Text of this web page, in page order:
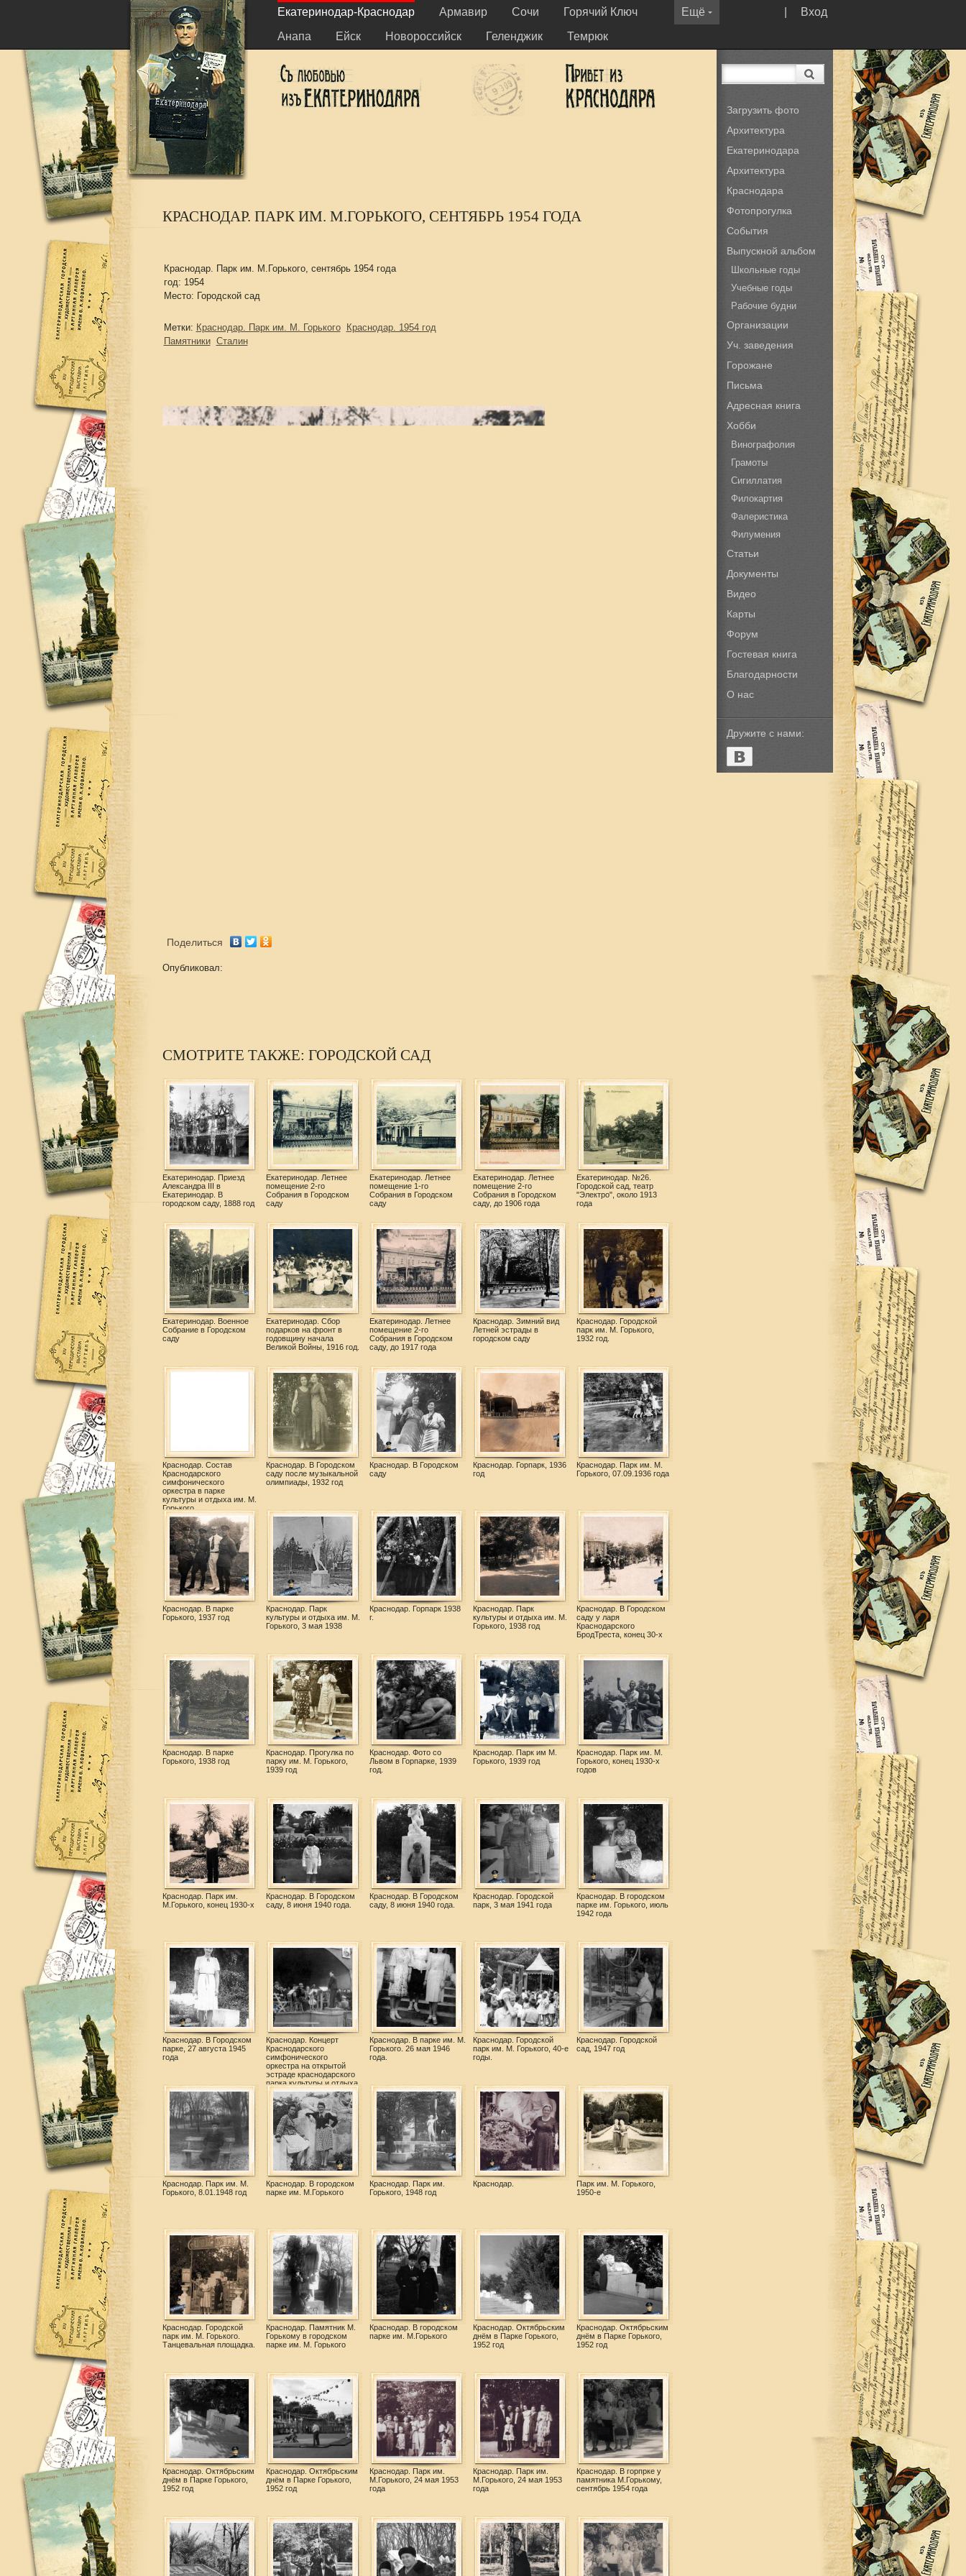
Вход
Ещё
Екатеринодар-Краснодар Армавир Сочи
Горячий Ключ
Анапа
Ейск Новороссийск Геленджик Темрюк
Загрузить фото
Архитектура
Екатеринодара
Архитектура
Краснодара
Фотопрогулка
События
Выпускной альбом
Школьные годы
Учебные годы
Рабочие будни
Организации
Уч. заведения
Горожане
Письма
Адресная книга
Хобби
Винографолия
Грамоты
Сигиллатия
Филокартия
Фалеристика
Филумения
Статьи
Документы
Видео
Карты
Форум
Гостевая книга
Благодарности
О нас
Дружите с нами:
КРАСНОДАР. ПАРК ИМ. М.ГОРЬКОГО, СЕНТЯБРЬ 1954 ГОДА
Краснодар. Парк им. М.Горького, сентябрь 1954 года
год: 1954
Место: Городской сад
Метки: Краснодар. Парк им. М. Горького
Краснодар. 1954 год
Памятники Сталин
Поделиться
Опубликовал:
СМОТРИТЕ ТАКЖЕ: ГОРОДСКОЙ САД
Екатеринодар. Приезд
Александра III в
Екатеринодар. В
городском саду, 1888 год
Екатеринодар. Летнее
помещение 2-го
Собрания в Городском
саду
Екатеринодар. Летнее
помещение 1-го
Собрания в Городском
саду
Екатеринодар. Летнее
помещение 2-го
Собрания в Городском
саду, до 1906 года
Екатеринодар. №26.
Городской сад, театр
"Электро", около 1913
года
Екатеринодар. Военное
Собрание в Городском
саду
Екатеринодар. Сбор
подарков на фронт в
годовщину начала
Великой Войны, 1916 год.
Екатеринодар. Летнее
помещение 2-го
Собрания в Городском
саду, до 1917 года
Краснодар. Зимний вид
Летней эстрады в
городском саду
Краснодар. Городской
парк им. М. Горького,
1932 год.
Краснодар. Состав
Краснодарского
симфонического
оркестра в парке
культуры и отдыха им. М.
Горького.
Краснодар. В Городском
саду после музыкальной
олимпиады, 1932 год
Краснодар. В Городском
саду
Краснодар. Горпарк, 1936
год
Краснодар. Парк им. М.
Горького, 07.09.1936 года
Краснодар. В парке
Горького, 1937 год
Краснодар. Парк
культуры и отдыха им. М.
Горького, 3 мая 1938
Краснодар. Горпарк 1938
г.
Краснодар. Парк
культуры и отдыха им. М.
Горького, 1938 год
Краснодар. В Городском
саду у ларя
Краснодарского
БродТреста, конец 30-х
Краснодар. В парке
Горького, 1938 год
Краснодар. Прогулка по
парку им. М. Горького,
1939 год
Краснодар. Фото со
Львом в Горпарке, 1939
год.
Краснодар. Парк им М.
Горького, 1939 год
Краснодар. Парк им. М.
Горького, конец 1930-х
годов
Краснодар. Парк им.
М.Горького, конец 1930-х
Краснодар. В Городском
саду, 8 июня 1940 года.
Краснодар. В Городском
саду, 8 июня 1940 года.
Краснодар. Городской
парк, 3 мая 1941 года
Краснодар. В городском
парке им. Горького, июль
1942 года
Краснодар. В Городском
парке, 27 августа 1945
года
Краснодар. Концерт
Краснодарского
симфонического
оркестра на открытой
эстраде краснодарского
парка культуры и отдыха
им. М. Горького.
Краснодар. В парке им. М.
Горького. 26 мая 1946
года.
Краснодар. Городской
парк им. М. Горького, 40-е
годы.
Краснодар. Городской
сад, 1947 год
Краснодар. Парк им. М.
Горького, 8.01.1948 год
Краснодар. В городском
парке им. М.Горького
Краснодар. Парк им.
Горького, 1948 год
Краснодар.
Парк им. М. Горького,
1950-е
Краснодар. Городской
парк им. М. Горького.
Танцевальная площадка.
Краснодар. Памятник М.
Горькому в городском
парке им. М. Горького
Краснодар. В городском
парке им. М.Горького
Краснодар. Октябрьским
днём в Парке Горького,
1952 год
Краснодар. Октябрьским
днём в Парке Горького,
1952 год
Краснодар. Октябрьским
днём в Парке Горького,
1952 год
Краснодар. Октябрьским
днём в Парке Горького,
1952 год
Краснодар. Парк им.
М.Горького, 24 мая 1953
года
Краснодар. Парк им.
М.Горького, 24 мая 1953
года
Краснодар. В горпрке у
памятника М.Горькому,
сентябрь 1954 года